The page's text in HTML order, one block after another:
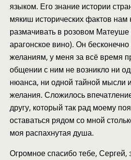
языком. Его знание истории
мякиш исторических фактов нам
размачивать в розовом
арагонское вино). Он
желаниям, у меня за всё время
общении с ним не возникло ни
нюанса, ни одной тайной мысли
желания. Сложилось
другу, который так рад моему
оставаться рядом со мной
моя распахнутая душа.
Огромное спасибо тебе, Сергей,